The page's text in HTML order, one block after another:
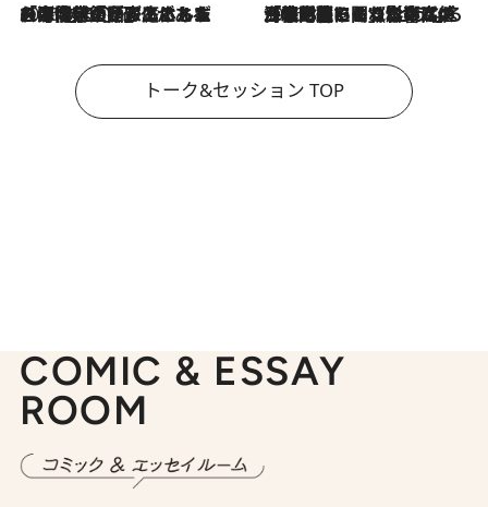
2026.8.3
「今後値上げがあるとすれば…」「リスクがあるのは今年の冬」エネルギー専門家が語る、ホルムズ海峡封鎖が家庭にもたらす“ある心配” 2026.8.3
「住宅建てられない…」「サーチャージ料の高値が続いている」ホルムズ海峡封鎖による影響はいつまで続く？《エネルギー専門家に聞く“どうなる日本の暮らし”》
トーク&セッション TOP
COMIC & ESSAY
ROOM